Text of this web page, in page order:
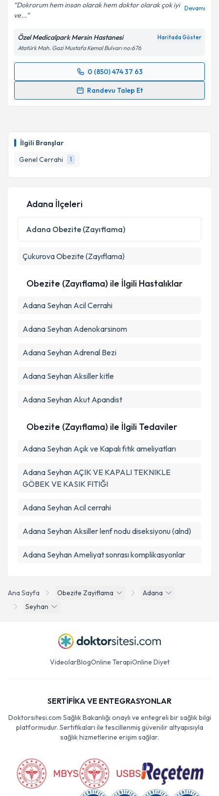
İlgili Branşlar
Genel Cerrahi
1
kapsamda işlenmesini kabul ediyorum.
Takvim Talebini Gönder
Dokrorum hem insan olarak hem doktor olarak çok iyi
ve...
Devamı
Özel Medicalpark Mersin Hastanesi Haritada Göster
Atatürk Mah. Gazi Mustafa Kemal Bulvarı no:676
0 (850) 474 37 63
Randevu Talep Et
Randevu Takvimi Talebi
bilgilendireceğiz.
E-posta Adresiniz
Kişisel verilerimin işlenmesine ilişkin
Metni'ni okudum ve kişisel verilerimin belirtilen
kapsamda işlenmesini kabul ediyorum.
Takvim Talebini Gönder
Ana Sayfa Obezite Zayiflama
Adana
Seyhan
Adana İlçeleri
Adana Obezite (Zayıflama)
ÇukurovaObezite (Zayıflama)
Obezite (Zayıflama) ile İlgili Hastalıklar
Adana Seyhan Acil Cerrahi
Adana Seyhan Adenokarsinom
Adana Seyhan Adrenal Bezi
Adana Seyhan Aksiller kitle
Adana Seyhan Akut Apandist
Obezite (Zayıflama) ile İlgili Tedaviler
Adana Seyhan Açık ve Kapalı fıtık ameliyatları
Adana Seyhan AÇIK VE KAPALI TEKNIKLE
GÖBEK VE KASIK FITIĞI
Adana Seyhan Acil cerrahi
Adana Seyhan Aksiller lenf nodu diseksiyonu (alnd)
Adana Seyhan Ameliyat sonrası komplikasyonlar
VideolarBlogOnline TerapiOnline Diyet
SERTİFİKA VE ENTEGRASYONLAR
Doktorsitesi.com Sağlık Bakanlığı onaylı ve entegreli bir sağlık bilgi
platformudur. Sertifikaları ile tescillenmiş güvenilir altyapısıyla
sağlık hizmetlerine erişim sağlar.